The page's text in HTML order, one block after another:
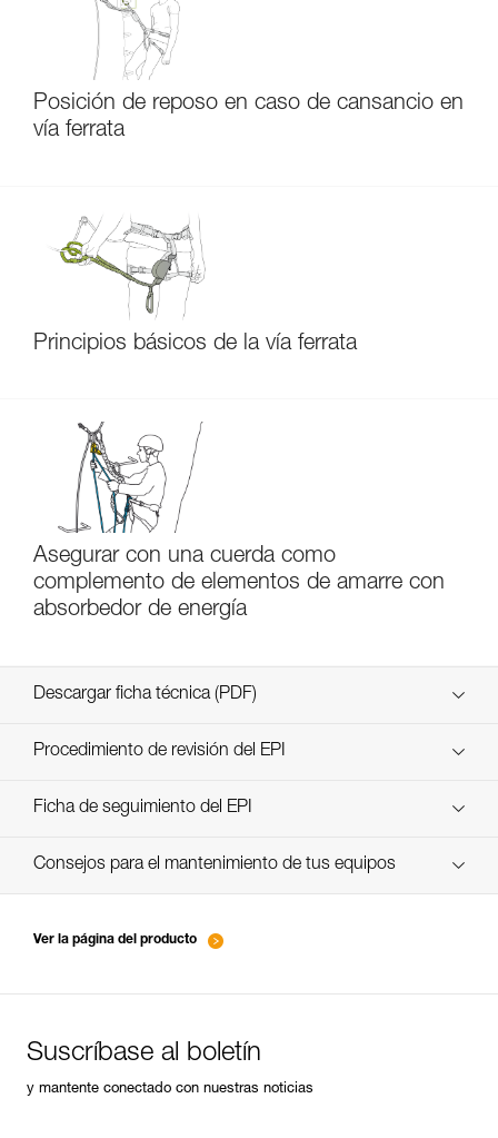
Posición de reposo en caso de cansancio en
vía ferrata
Principios básicos de la vía ferrata
Asegurar con una cuerda como
complemento de elementos de amarre con
absorbedor de energía
Descargar ficha técnica (PDF)
Technical Notice
Procedimiento de revisión del EPI
verif EPI-SCORPIO-procedure-ES
Ficha de seguimiento del EPI
verif EPI-SCORPIO-suivi-ES
Consejos para el mantenimiento de tus equipos
Ver la página del producto
Suscríbase al boletín
y mantente conectado con nuestras noticias